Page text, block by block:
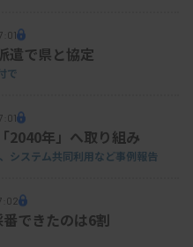
明結晶（＋）」と結果
電子カルテにより投薬
床に貢献することが重
場合は保護者に検査説
た。
遣で県と協定
で
2040年」へ取り組み
システム共同利用など事例報告
できたのは6割